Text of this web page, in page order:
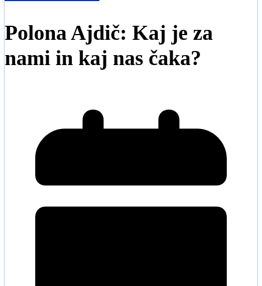
Polona Ajdič: Kaj je za
nami in kaj nas čaka?